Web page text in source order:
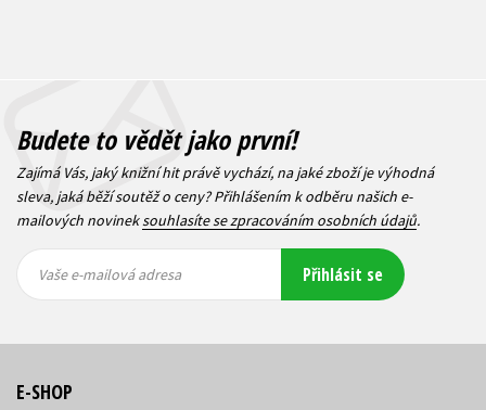
Budete to vědět jako první!
Zajímá Vás, jaký knižní hit právě vychází, na jaké zboží je výhodná
sleva, jaká běží soutěž o ceny? Přihlášením k odběru našich e-
mailových novineksouhlasíte se zpracováním osobních údajů.
mailová
mailová
Vaše e-mailová adresa Přihlásit se
E-SHOP